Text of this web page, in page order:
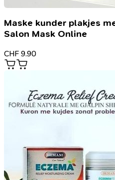
Maske kunder plakjes
Salon Mask Online
CHF 9.90